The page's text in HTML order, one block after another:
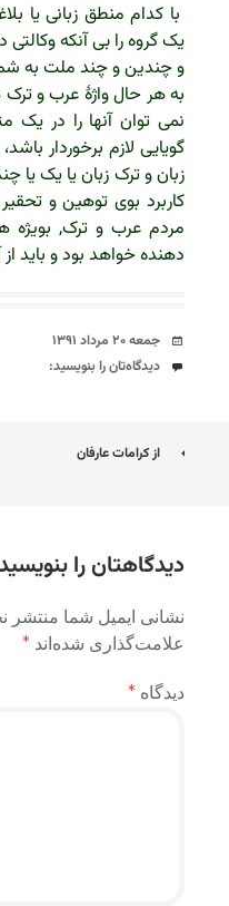
با کدام منطق زبانی یا
یک گروه را بی آنکه وکالتی
و چندین و چند ملت به
به هر حال واژۀ عرب و
نمی توان آنها را در
گویایی لازم برخوردار
زبان و ترک زبان یا یک یا
کاربرد بوی توهین و
مردم عرب و ترک, بویژه
دهنده خواهد بود و باید
تاریخ
جمعه ۲۰ مرداد ۱۳۹۱
دیدگاه‌ها
دیدگاه‌تان را بنویسید:
ناوبری
از کرامات عارفان
دیدگاهتان را
نشانی ایمیل شما منتشر
علامت‌گذاری شده‌اند *
دیدگاه *